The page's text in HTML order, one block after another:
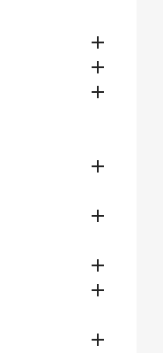







